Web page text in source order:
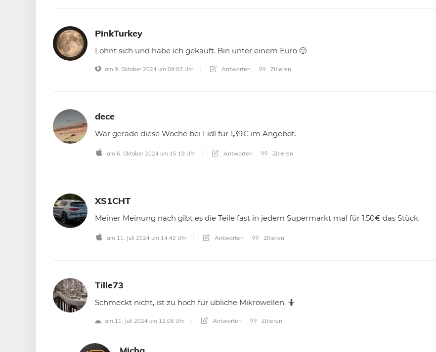
PinkTurkey
Lohnt sich und habe ich gekauft. Bin unter einem Euro 🙂
am 9. Oktober 2024 um 09:03 Uhr Antworten Zitieren
dece
War gerade diese Woche bei Lidl für 1,39€ im Angebot.
am 6. Oktober 2024 um 15:19 Uhr Antworten Zitieren
XS1CHT
Meiner Meinung nach gibt es die Teile fast in jedem Supermarkt mal für 1,50€ das Stück.
am 11. Juli 2024 um 14:42 Uhr Antworten Zitieren
Tille73
Schmeckt nicht, ist zu hoch für übliche Mikrowellen. 🤷
am 11. Juli 2024 um 12:06 Uhr Antworten Zitieren